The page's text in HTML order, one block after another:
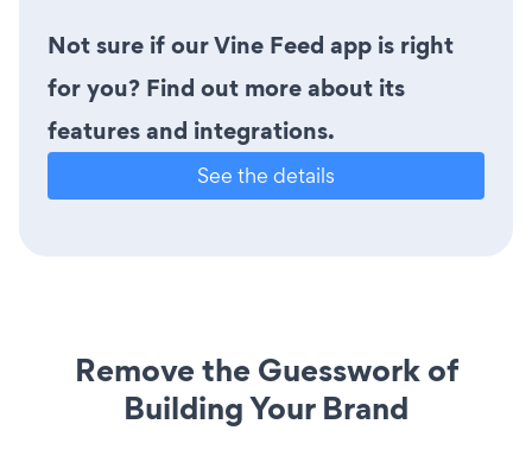
Not sure if our Vine Feed app is right
for you? Find out more about its
features and integrations.
See the details
Remove the Guesswork of
Building Your Brand